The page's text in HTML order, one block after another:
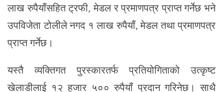
लाख रुपैयाँसहित ट्रफी, मेडल र प्रमाणपत्र प्राप्त गर्नेछ भने
उपविजेता टोलीले नगद १ लाख रुपैयाँ, मेडल तथा प्रमाणपत्र
प्राप्त गर्नेछ।
यस्तै व्यक्तिगत पुरस्कारतर्फ प्रतियोगिताको उत्कृष्ट
खेलाडीलाई १२ हजार ५०० रुपैयाँ प्रदान गरिनेछ। साथै